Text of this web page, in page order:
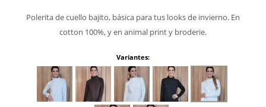
Polerita de cuello bajito, básica para tus looks de invierno. En
cotton 100%, y en animal print y broderie.
Variantes: